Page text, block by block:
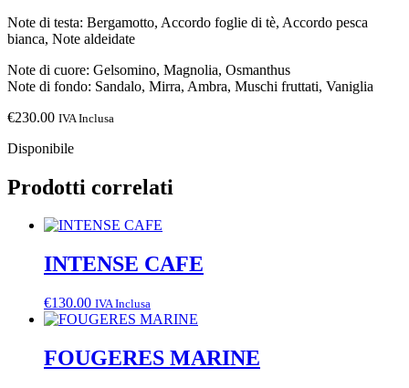
Note di testa: Bergamotto, Accordo foglie di tè, Accordo pesca
bianca, Note aldeidate
Note di cuore: Gelsomino, Magnolia, Osmanthus
Note di fondo: Sandalo, Mirra, Ambra, Muschi fruttati, Vaniglia
€230.00 IVA Inclusa
Disponibile
Prodotti correlati
INTENSE CAFE
€130.00 IVA Inclusa
FOUGERES MARINE